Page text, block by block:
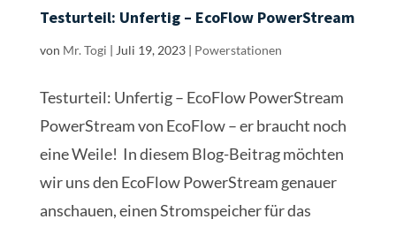
Testurteil: Unfertig – EcoFlow PowerStream
von Mr. Togi | Juli 19, 2023| Powerstationen
Testurteil: Unfertig – EcoFlow PowerStream
PowerStream von EcoFlow – er braucht noch
eine Weile! In diesem Blog-Beitrag möchten
wir uns den EcoFlow PowerStream genauer
anschauen, einen Stromspeicher für das